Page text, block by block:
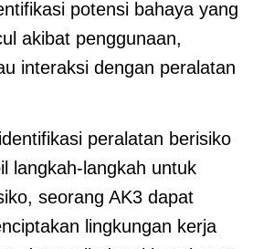
potensi bahaya yang
akibat penggunaan,
interaksi dengan peralatan
peralatan berisiko
langkah-langkah untuk
seorang AK3 dapat
lingkungan kerja